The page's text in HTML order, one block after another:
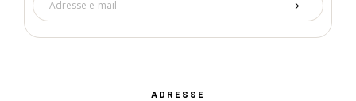
ADRESSE